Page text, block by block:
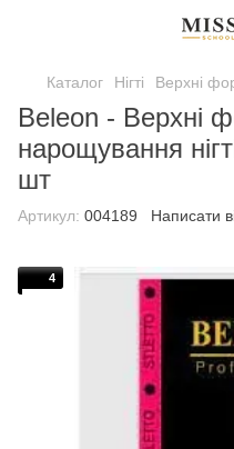
Каталог Нігті Верхні
Beleon - Верхні
нарощування
шт
Артикул: 004189 Написати
4